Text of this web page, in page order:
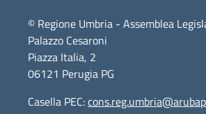
© Regione Umbria - Assemblea
Palazzo Cesaroni
Piazza Italia, 2
06121 Perugia PG
Casella PEC: